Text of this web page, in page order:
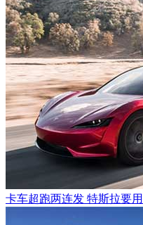
卡车超跑两连发 特斯拉要